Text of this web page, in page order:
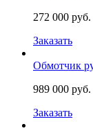
272 000 руб.
Заказать
Обмотчик
989 000 руб.
Заказать